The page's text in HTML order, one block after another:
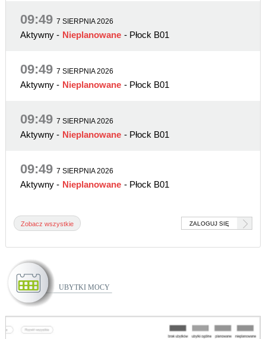
09:49 7 SIERPNIA 2026
Aktywny- Nieplanowane - Płock B01
09:49 7 SIERPNIA 2026
Aktywny- Nieplanowane - Płock B01
09:49 7 SIERPNIA 2026
Aktywny- Nieplanowane - Płock B01
09:49 7 SIERPNIA 2026
Aktywny- Nieplanowane - Płock B01
Zobacz wszystkie ZALOGUJ SIĘ
Ubytki mocy